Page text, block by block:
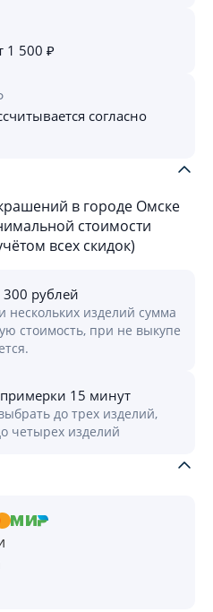
1 500 ₽
согласно
в городе Омске
стоимости
всех скидок)
рублей
нескольких изделий сумма
стоимость, при не выкупе
15 минут
до трех изделий,
четырех изделий